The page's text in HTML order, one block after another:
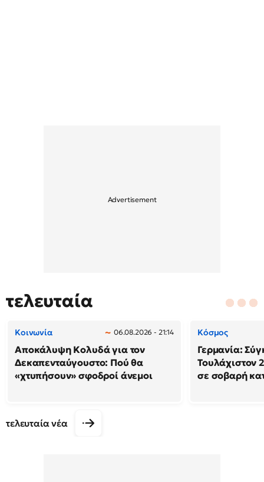
τελευταία
Κοινωνία 06.08.2026 - 21:14
Αποκάλυψη Κολυδά για τον
Δεκαπενταύγουστο: Πού θα
«χτυπήσουν» σφοδροί άνεμοι
Κόσμος
Γερμανία:
Τουλάχιστον
σε σοβαρή
τελευταία νέα